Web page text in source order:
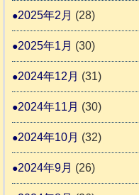
2025年2月 (28)
2025年1月 (30)
2024年12月 (31)
2024年11月 (30)
2024年10月 (32)
2024年9月 (26)